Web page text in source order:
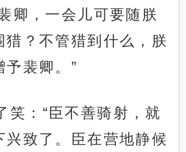
卿，一会儿可要随朕
猎？不管猎到什么，朕
裴卿。”
笑：“臣不善骑射，就
兴致了。臣在营地静候